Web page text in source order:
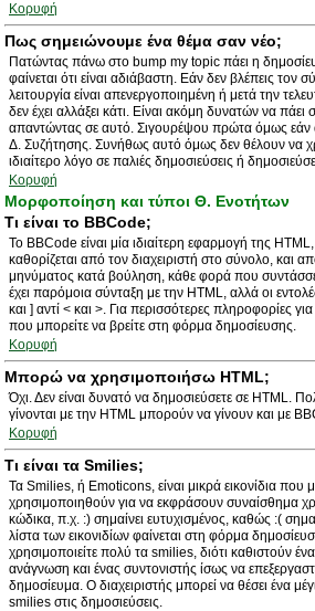
Κορυφή
Πως σημειώνουμε ένα θέμα σαν νέο;
Πατώντας πάνω στο bump my topic πάει η
φαίνεται ότι είναι αδιάβαστη. Εάν δεν βλέπεις τον
λειτουργία είναι απενεργοποιημένη ή μετά την
δεν έχει αλλάξει κάτι. Είναι ακόμη δυνατών να
απαντώντας σε αυτό. Σιγουρέψου πρώτα όμως εάν
Δ. Συζήτησης. Συνήθως αυτό όμως δεν θέλουν να
ιδιαίτερο λόγο σε παλιές δημοσιεύσεις ή
Κορυφή
Μορφοποίηση και τύποι Θ. Ενοτήτων
Τι είναι το BBCode;
Το BBCode είναι μία ιδιαίτερη εφαρμογή της
καθορίζεται από τον διαχειριστή στο σύνολο, και
μηνύματος κατά βούληση, κάθε φορά που
έχει παρόμοια σύνταξη με την HTML, αλλά οι
και ] αντί < και >. Για περισσότερες πληροφορίες
που μπορείτε να βρείτε στη φόρμα δημοσίευσης.
Κορυφή
Μπορώ να χρησιμοποιήσω HTML;
Όχι. Δεν είναι δυνατό να δημοσιεύσετε σε HTML.
γίνονται με την HTML μπορούν να γίνουν και με
Κορυφή
Τι είναι τα Smilies;
Τα Smilies, ή Emoticons, είναι μικρά εικονίδια που
χρησιμοποιηθούν για να εκφράσουν συναίσθημα
κώδικα, π.χ. :) σημαίνει ευτυχισμένος, καθώς :(
λίστα των εικονιδίων φαίνεται στη φόρμα
χρησιμοποιείτε πολύ τα smilies, διότι καθιστούν
ανάγνωση και ένας συντονιστής ίσως να
δημοσίευμα. Ο διαχειριστής μπορεί να θέσει ένα
smilies στις δημοσιεύσεις.